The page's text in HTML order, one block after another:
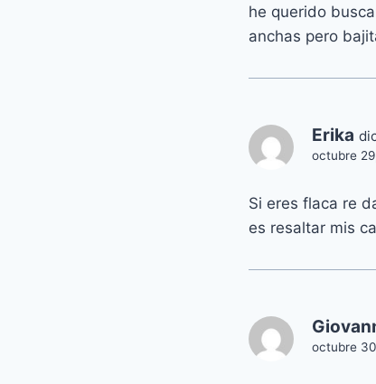
he querido
anchas pero
Erika
octubre
Si eres flaca re
es resaltar mis
octubre